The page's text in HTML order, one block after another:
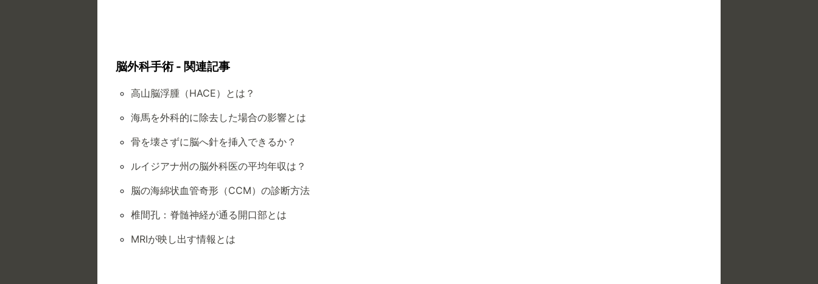
脳外科手術 - 関連記事
高山脳浮腫（HACE）とは？
海馬を外科的に除去した場合の影響とは
骨を壊さずに脳へ針を挿入できるか？
ルイジアナ州の脳外科医の平均年収は？
脳の海綿状血管奇形（CCM）の診断方法
椎間孔：脊髄神経が通る開口部とは
MRIが映し出す情報とは